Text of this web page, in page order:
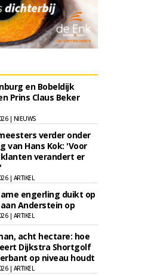
en Bobeldijk
Prins Claus Beker
| NIEUWS
verder onder
van Hans Kok: 'Voor
verandert er
| ARTIKEL
engerling duikt op
Anderstein op
| ARTIKEL
acht hectare: hoe
Dijkstra Shortgolf
op niveau houdt
| ARTIKEL